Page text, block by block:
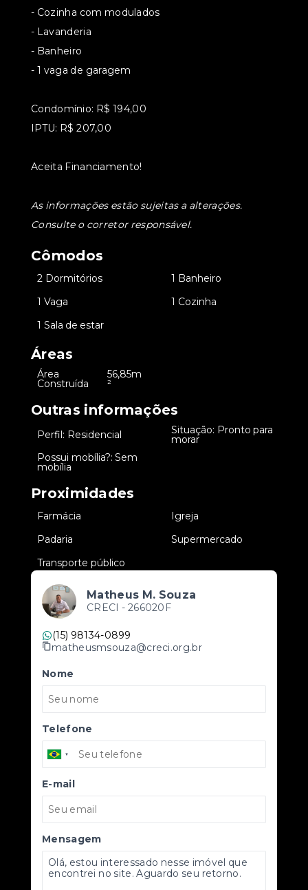
- Cozinha com modulados
- Lavanderia
- Banheiro
- 1 vaga de garagem
Condomínio: R$ 194,00
IPTU: R$ 207,00
Aceita Financiamento!
As informações estão sujeitas a alterações.
Consulte o corretor responsável.
Cômodos
2 Dormitórios
1 Banheiro
1 Vaga
1 Cozinha
1 Sala de estar
Áreas
Área
Construída
56,85m
²
Outras informações
Perfil: Residencial Situação: Pronto para
morar
Possui mobília?: Sem
mobília
Proximidades
Farmácia
Igreja
Padaria
Supermercado
Transporte público
Matheus M. Souza
CRECI - 266020F
(15) 98134-0899
matheusmsouza@creci.org.br
Nome
Telefone
E-mail
Mensagem